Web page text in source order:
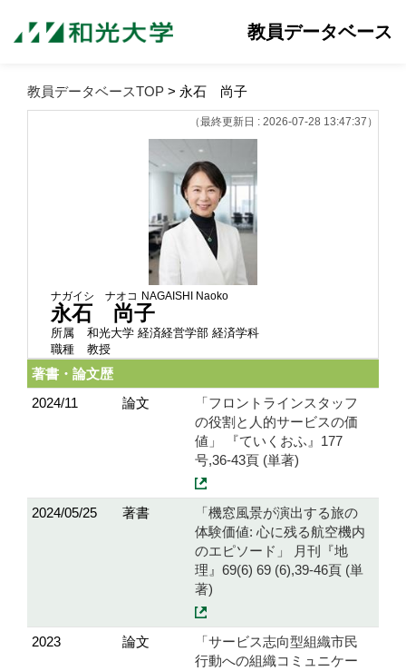
教員データベース
教員データベースTOP > 永石 尚子
（最終更新日 : 2026-07-28 13:47:37）
ナガイシ ナオコ NAGAISHI Naoko
永石 尚子
所属
和光大学 経済経営学部 経済学科
職種
教授
著書・論文歴
2024/11
論文
「フロントラインスタッフ
の役割と人的サービスの価
値」 『ていくおふ』177
号,36-43頁 (単著)
2024/05/25 著書
「機窓風景が演出する旅の
体験価値: 心に残る航空機内
のエピソード」 月刊『地
理』69(6) 69 (6),39-46頁 (単
著)
2023 論文
「サービス志向型組織市民
行動への組織コミュニケー